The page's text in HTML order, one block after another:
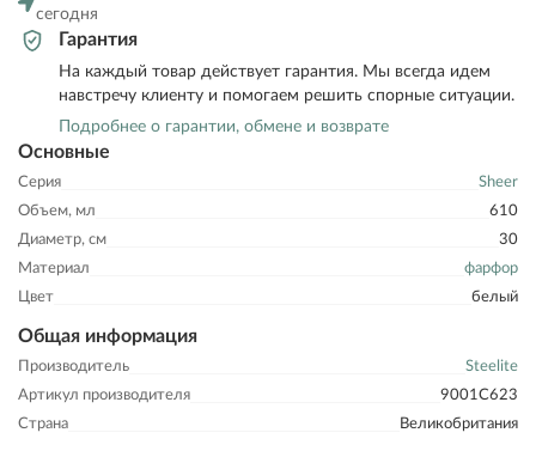
Основные
Серия
Sheer
Объем, мл
610
Диаметр, см
30
Материал
фарфор
Цвет
белый
Общая информация
Производитель
Steelite
Артикул производителя
9001C623
Страна
Великобритания
сегодня
Гарантия
На каждый товар действует гарантия. Мы всегда идем
навстречу клиенту и помогаем решить спорные ситуации.
Подробнее о гарантии, обмене и возврате